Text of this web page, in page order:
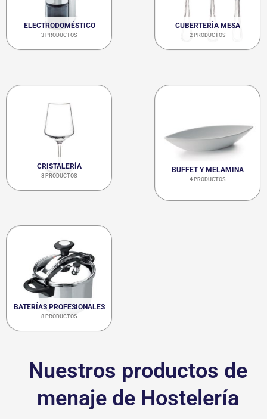
ELECTRODOMÉSTICO
3 PRODUCTOS
CUBERTERÍA MESA
2 PRODUCTOS
CRISTALERÍA
8 PRODUCTOS
BUFFET Y MELAMINA
4 PRODUCTOS
BATERÍAS PROFESIONALES
8 PRODUCTOS
Nuestros productos de
menaje de Hostelería